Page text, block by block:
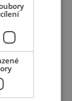
obětí
cílení